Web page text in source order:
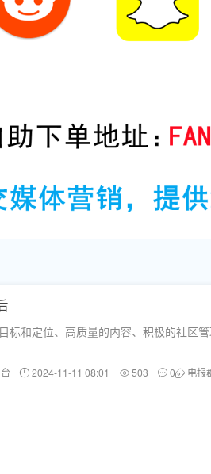
标和定位、高质量的内容、积极的社区
2024-11-11 08:01 503 0 电报